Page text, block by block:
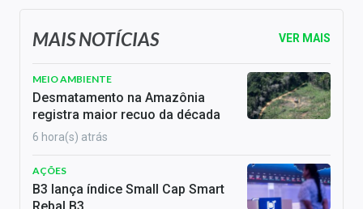
MAIS NOTÍCIAS VER MAIS
MEIO AMBIENTE
Desmatamento na Amazônia
registra maior recuo da década
6 hora(s) atrás
AÇÕES
B3 lança índice Small Cap Smart